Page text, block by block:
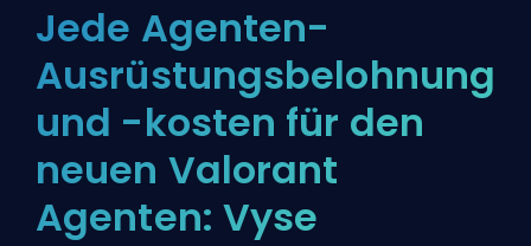
Jede Agenten-
Ausrüstungsbelohnung
und -kosten für den
neuen Valorant
Agenten: Vyse